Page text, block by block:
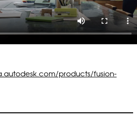
products/fusion-